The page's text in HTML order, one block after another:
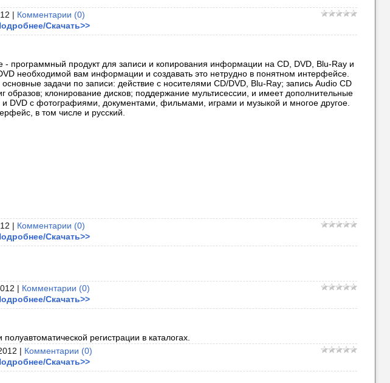
| Комментарии (0)
Скачать>>
- программный продукт для записи и копирования информации на CD, DVD, Blu-Ray и
необходимой вам информации и создавать это нетрудно в понятном интерфейсе.
задачи по записи: действие с носителями CD/DVD, Blu-Ray; запись Audio CD
образов; клонирование дисков; поддержание мультисессии, и имеет дополнительные
и DVD с фотографиями, документами, фильмами, играми и музыкой и многое другое.
в том числе и русский.
| Комментарии (0)
Скачать>>
| Комментарии (0)
Скачать>>
регистрации в каталогах.
| Комментарии (0)
Скачать>>